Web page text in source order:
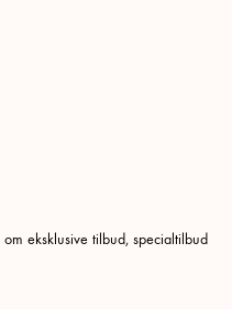
eksklusive tilbud, specialtilbud